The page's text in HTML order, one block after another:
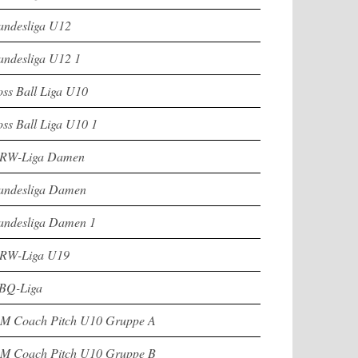
U12
U12 1
Ball Liga U10
Ball Liga U10 1
Liga Damen
Damen
Damen 1
Liga U19
Liga
Coach Pitch U10 Gruppe A
Coach Pitch U10 Gruppe B